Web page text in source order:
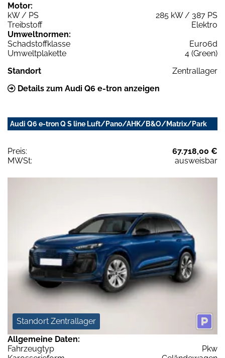
Motor:
kW / PS
285 kW / 387 PS
Treibstoff
Elektro
Umweltnormen:
Schadstoffklasse
Euro6d
Umweltplakette
4 (Green)
Standort
Zentrallager
Details zum Audi Q6 e-tron anzeigen
Audi Q6 e-tron Q S line Luft/Pano/AHK/B&O/Matrix/Park
Preis:
67.718,00 €
MWSt:
ausweisbar
Standort Zentrallager
Allgemeine Daten:
Fahrzeugtyp
Pkw